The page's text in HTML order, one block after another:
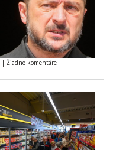
| Žiadne komentáre